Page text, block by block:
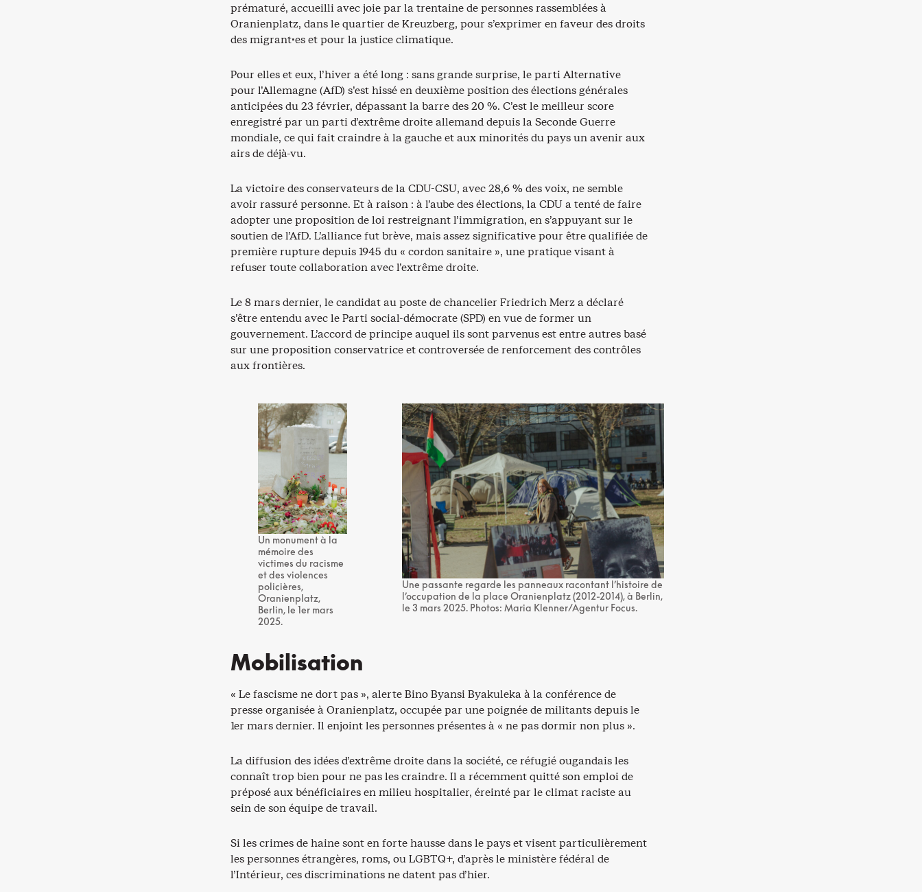
prématuré, accueilli avec joie par la trentaine de personnes rassemblées à
Oranienplatz, dans le quartier de Kreuzberg, pour s’exprimer en faveur des droits
des migrant·es et pour la justice climatique.
Pour elles et eux, l’hiver a été long : sans grande surprise, le parti Alternative
pour l’Allemagne (AfD) s’est hissé en deuxième position des élections générales
anticipées du 23 février, dépassant la barre des 20 %. C’est le meilleur score
enregistré par un parti d’extrême droite allemand depuis la Seconde Guerre
mondiale, ce qui fait craindre à la gauche et aux minorités du pays un avenir aux
airs de déjà-vu.
La victoire des conservateurs de la CDU-CSU, avec 28,6 % des voix, ne semble
avoir rassuré personne. Et à raison : à l’aube des élections, la CDU a tenté de faire
adopter une proposition de loi restreignant l’immigration, en s’appuyant sur le
soutien de l’AfD. L’alliance fut brève, mais assez significative pour être qualifiée de
première rupture depuis 1945 du « cordon sanitaire », une pratique visant à
refuser toute collaboration avec l’extrême droite.
Le 8 mars dernier, le candidat au poste de chancelier Friedrich Merz a déclaré
s’être entendu avec le Parti social-démocrate (SPD) en vue de former un
gouvernement. L’accord de principe auquel ils sont parvenus est entre autres basé
sur une proposition conservatrice et controversée de renforcement des contrôles
aux frontières.
Un monument à la
mémoire des
victimes du racisme
et des violences
policières,
Oranienplatz,
Berlin, le 1er mars
2025.
Une passante regarde les panneaux racontant l’histoire de
l’occupation de la place Oranienplatz (2012-2014), à Berlin,
le 3 mars 2025. Photos: Maria Klenner/Agentur Focus.
Mobilisation
« Le fascisme ne dort pas », alerte Bino Byansi Byakuleka à la conférence de
presse organisée à Oranienplatz, occupée par une poignée de militants depuis le
1er mars dernier. Il enjoint les personnes présentes à « ne pas dormir non plus ».
La diffusion des idées d’extrême droite dans la société, ce réfugié ougandais les
connaît trop bien pour ne pas les craindre. Il a récemment quitté son emploi de
préposé aux bénéficiaires en milieu hospitalier, éreinté par le climat raciste au
sein de son équipe de travail.
Si les crimes de haine sont en forte hausse dans le pays et visent particulièrement
les personnes étrangères, roms, ou LGBTQ+, d’après le ministère fédéral de
l’Intérieur, ces discriminations ne datent pas d’hier.